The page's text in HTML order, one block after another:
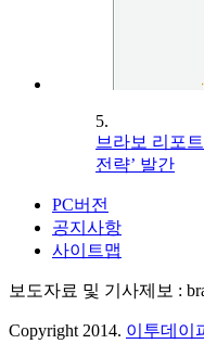
5.
브라보 리포
전략’ 발간
PC버전
공지사항
사이트맵
보도자료 및 기사제보 :
Copyright 2014. 이투데이